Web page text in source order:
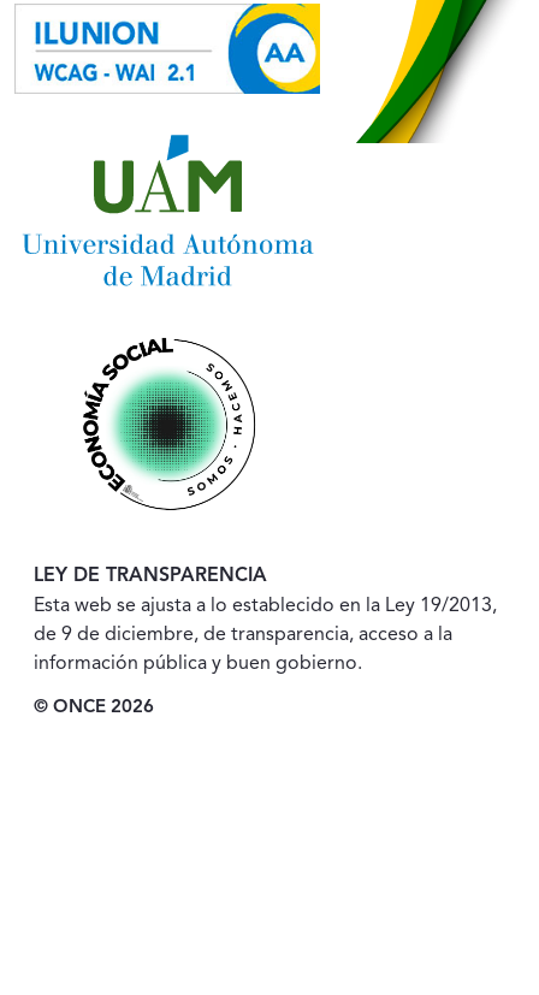
LEY DE TRANSPARENCIA
Esta web se ajusta a lo establecido en la Ley 19/2013,
de 9 de diciembre, de transparencia, acceso a la
información pública y buen gobierno.
© ONCE 2026